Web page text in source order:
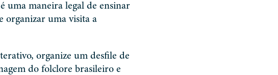
uma maneira legal de ensinar
organizar uma visita a
organize um desfile de
do folclore brasileiro e